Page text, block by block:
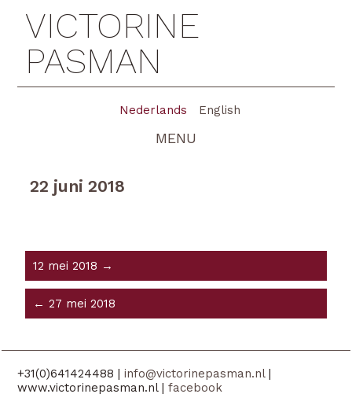
VICTORINE
PASMAN
Nederlands English
MENU
22 juni 2018
12 mei 2018 →
← 27 mei 2018
+31(0)641424488 |info@victorinepasman.nl|
www.victorinepasman.nl |facebook